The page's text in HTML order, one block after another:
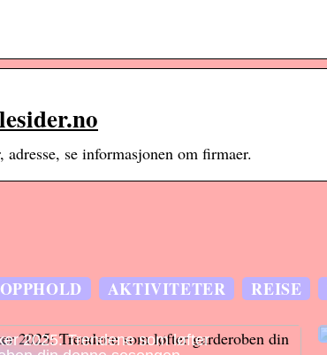
se informasjonen om firmaer.
OPPHOLD AKTIVITETER REISE
2025: Trendene som løfter